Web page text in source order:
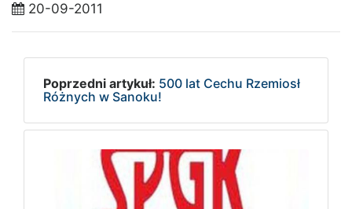
20-09-2011
Poprzedni artykuł: 500 lat Cechu Rzemiosł
Różnych w Sanoku!